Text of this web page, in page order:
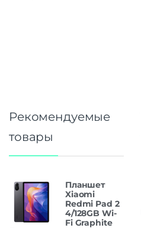
Рекомендуемые
товары
Планшет
Xiaomi
Redmi Pad 2
4/128GB Wi-
Fi Graphite